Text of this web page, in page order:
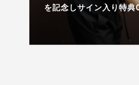
を記念しサイン入り特典
限定でプレゼント